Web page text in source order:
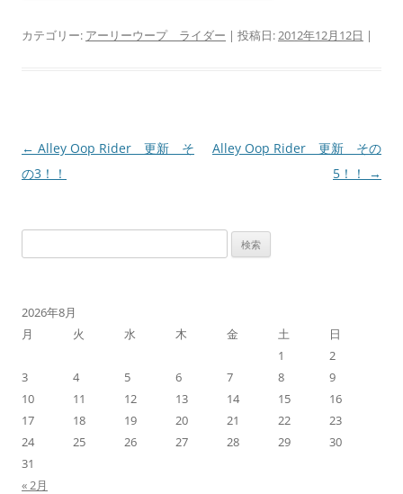
カテゴリー: アーリーウープ ライダー | 投稿日:2012年12月12日 |
投
稿
← Alley Oop Rider 更新 そ
の3！！
Alley Oop Rider 更新 その
5！！
→
索:
2026年8月
月
火 水 木 金 土
日
1
2
3
4 5 6 7 8
9
10
11 12 13 14 15
16
17
18 19 20 21 22
23
24
25 26 27 28 29
30
31
« 2月